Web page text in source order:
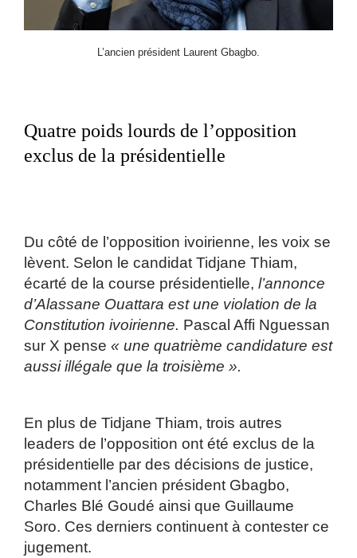
L’ancien président Laurent Gbagbo.
Quatre poids lourds de l’opposition
exclus de la présidentielle
Du côté de l’opposition ivoirienne, les voix se
lèvent. Selon le candidat Tidjane Thiam,
écarté de la course présidentielle, l’annonce
d’Alassane Ouattara est une violation de la
Constitution ivoirienne. Pascal Affi Nguessan
sur X pense « une quatrième candidature est
aussi illégale que la troisième ».
En plus de Tidjane Thiam, trois autres
leaders de l’opposition ont été exclus de la
présidentielle par des décisions de justice,
notamment l’ancien président Gbagbo,
Charles Blé Goudé ainsi que Guillaume
Soro. Ces derniers continuent à contester ce
jugement.